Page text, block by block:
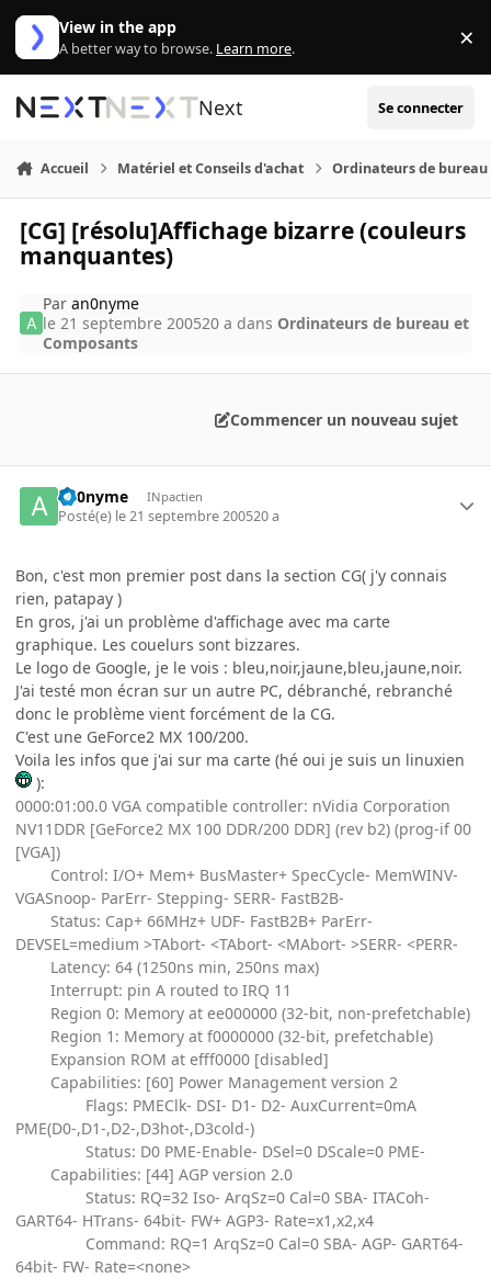
Aller au contenu
View in the app
A better way to browse. Learn more. ×
Next Se connecter
Accueil Matériel et Conseils d'achat Ordinateurs de bureau
[CG] [résolu]Affichage bizarre (couleurs
manquantes)
Paran0nyme
le 21 septembre 200520 a dans Ordinateurs de bureau et
Composants
Commencer un nouveau sujet
an0nyme INpactien
Posté(e) le 21 septembre 200520 a
Bon, c'est mon premier post dans la section CG( j'y connais
rien, patapay )
En gros, j'ai un problème d'affichage avec ma carte
graphique. Les couelurs sont bizzares.
Le logo de Google, je le vois : bleu,noir,jaune,bleu,jaune,noir.
J'ai testé mon écran sur un autre PC, débranché, rebranché
donc le problème vient forcément de la CG.
C'est une GeForce2 MX 100/200.
Voila les infos que j'ai sur ma carte (hé oui je suis un linuxien
):
0000:01:00.0 VGA compatible controller: nVidia Corporation
NV11DDR [GeForce2 MX 100 DDR/200 DDR] (rev b2) (prog-if 00
[VGA])
Control: I/O+ Mem+ BusMaster+ SpecCycle- MemWINV-
VGASnoop- ParErr- Stepping- SERR- FastB2B-
Status: Cap+ 66MHz+ UDF- FastB2B+ ParErr-
DEVSEL=medium >TAbort- <TAbort- <MAbort- >SERR- <PERR-
Latency: 64 (1250ns min, 250ns max)
Interrupt: pin A routed to IRQ 11
Region 0: Memory at ee000000 (32-bit, non-prefetchable)
Region 1: Memory at f0000000 (32-bit, prefetchable)
Expansion ROM at efff0000 [disabled]
Capabilities: [60] Power Management version 2
Flags: PMEClk- DSI- D1- D2- AuxCurrent=0mA
PME(D0-,D1-,D2-,D3hot-,D3cold-)
Status: D0 PME-Enable- DSel=0 DScale=0 PME-
Capabilities: [44] AGP version 2.0
Status: RQ=32 Iso- ArqSz=0 Cal=0 SBA- ITACoh-
GART64- HTrans- 64bit- FW+ AGP3- Rate=x1,x2,x4
Command: RQ=1 ArqSz=0 Cal=0 SBA- AGP- GART64-
64bit- FW- Rate=<none>